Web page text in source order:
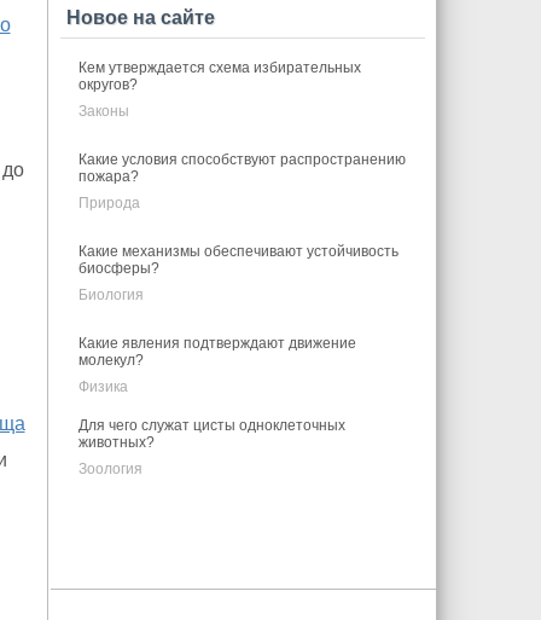
Новое на сайте
Кем утверждается схема избирательных
округов?
Законы
Какие условия способствуют распространению
пожара?
Природа
Какие механизмы обеспечивают устойчивость
биосферы?
Биология
Какие явления подтверждают движение
молекул?
Физика
Для чего служат цисты одноклеточных
животных?
Зоология